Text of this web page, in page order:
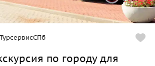
по городу для